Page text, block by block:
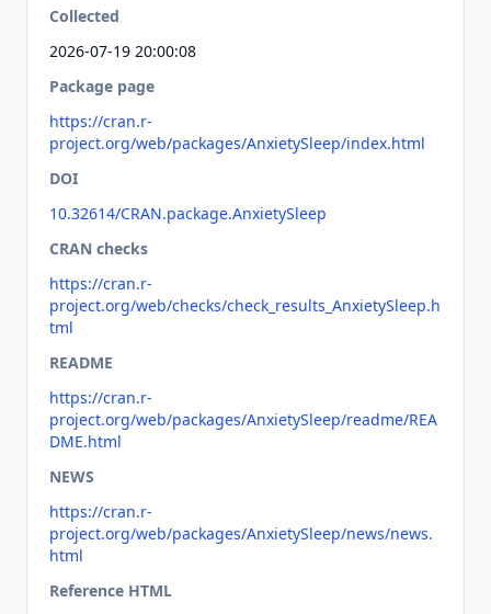
Collected
2026-07-19 20:00:08
Package page
https://cran.r-
project.org/web/packages/AnxietySleep/index.html
DOI
10.32614/CRAN.package.AnxietySleep
CRAN checks
https://cran.r-
project.org/web/checks/check_results_AnxietySleep.h
tml
README
https://cran.r-
project.org/web/packages/AnxietySleep/readme/REA
DME.html
NEWS
https://cran.r-
project.org/web/packages/AnxietySleep/news/news.
html
Reference HTML